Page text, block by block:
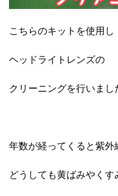
こちらのキットを使用し
ヘッドライトレンズの
クリーニングを行いまし
年数が経ってくると紫外
どうしても黄ばみやく